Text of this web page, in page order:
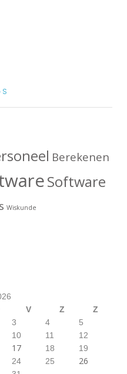
Berekenen
Software
Wiskunde
V Z
Z
3 4
5
10 11
12
17 18
19
24 25
26